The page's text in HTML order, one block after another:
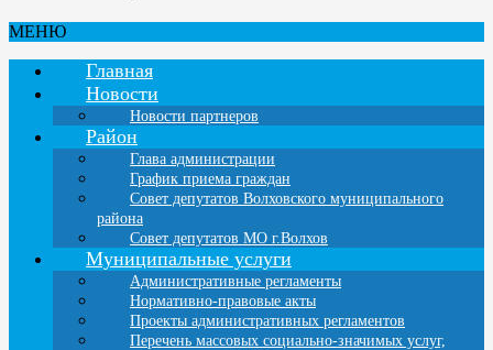
МЕНЮ
Главная
Новости
Новости партнеров
Район
Глава администрации
График приема граждан
Совет депутатов Волховского муниципального
района
Совет депутатов МО г.Волхов
Муниципальные услуги
Административные регламенты
Нормативно-правовые акты
Проекты административных регламентов
Перечень массовых социально-значимых услуг,